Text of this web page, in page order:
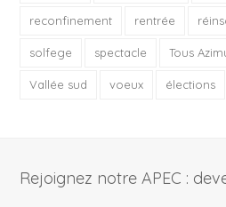
reconfinement rentrée
solfege spectacle Tous
Vallée sud voeux élections
Rejoignez notre APEC :